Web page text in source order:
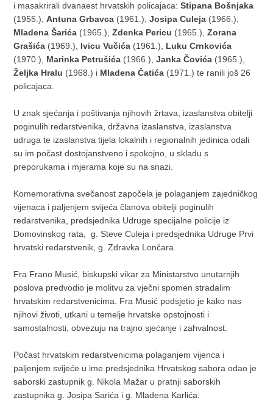
i masakrirali dvanaest hrvatskih policajaca:Stipana Bošnjaka
(1955.),Antuna Grbavca (1961.),Josipa Culeja (1966.),
Mladena Šarića (1965.),Zdenka Pericu (1965.),Zorana
Grašića (1969.), Ivicu Vučića (1961.), Luku Crnkovića
(1970.), Marinka Petrušića (1966.),Janka Čovića (1965.),
Željka Hralu (1968.) i Mladena Čatića (1971.) te ranili još 26
policajaca.
U znak sjećanja i poštivanja njihovih žrtava, izaslanstva obitelji
poginulih redarstvenika, državna izaslanstva, izaslanstva
udruga te izaslanstva tijela lokalnih i regionalnih jedinica odali
su im počast dostojanstveno i spokojno, u skladu s
preporukama i mjerama koje su na snazi.
Komemorativna svečanost započela je polaganjem zajedničkog
vijenaca i paljenjem svijeća članova obitelji poginulih
redarstvenika, predsjednika Udruge specijalne policije iz
Domovinskog rata, g. Steve Culeja i predsjednika Udruge Prvi
hrvatski redarstvenik, g. Zdravka Lončara.
Fra Frano Musić, biskupski vikar za Ministarstvo unutarnjih
poslova predvodio je molitvu za vječni spomen stradalim
hrvatskim redarstvenicima. Fra Musić podsjetio je kako nas
njihovi životi, utkani u temelje hrvatske opstojnosti i
samostalnosti, obvezuju na trajno sjećanje i zahvalnost.
Počast hrvatskim redarstvenicima polaganjem vijenca i
paljenjem svijeće u ime predsjednika Hrvatskog sabora odao je
saborski zastupnik g. Nikola Mažar u pratnji saborskih
zastupnika g. Josipa Sarića i g. Mladena Karlića.